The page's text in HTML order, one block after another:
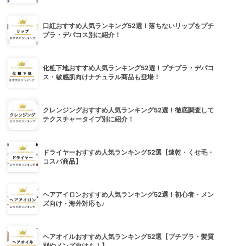
口紅おすすめ人気ランキング52選！落ちないリップをプチ
プラ・デパコス別に紹介！
化粧下地おすすめ人気ランキング52選！プチプラ・デパコ
ス・敏感肌向けナチュラル商品も登場！
クレンジングおすすめ人気ランキング52選！徹底調査して
テクスチャータイプ別に紹介！
ドライヤーおすすめ人気ランキング52選【速乾・くせ毛・
コスパ商品】
ヘアアイロンおすすめ人気ランキング52選！初心者・メン
ズ向け・海外対応も♪
ヘアオイルおすすめ人気ランキング52選【プチプラ・髪質